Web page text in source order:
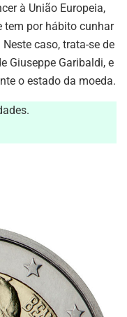
à União Europeia,
tem por hábito cunhar
caso, trata-se de
Giuseppe Garibaldi, e
o estado da moeda.